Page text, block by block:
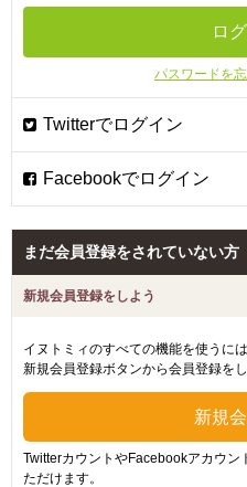
パスワードを
まだ会員登録をされていない方
新規会員登録をしよう
イヌトミィのすべての機能を使うに
新規会員登録ボタンから会員登録を
TwitterカウントやFacebookアカウ
ただけます。